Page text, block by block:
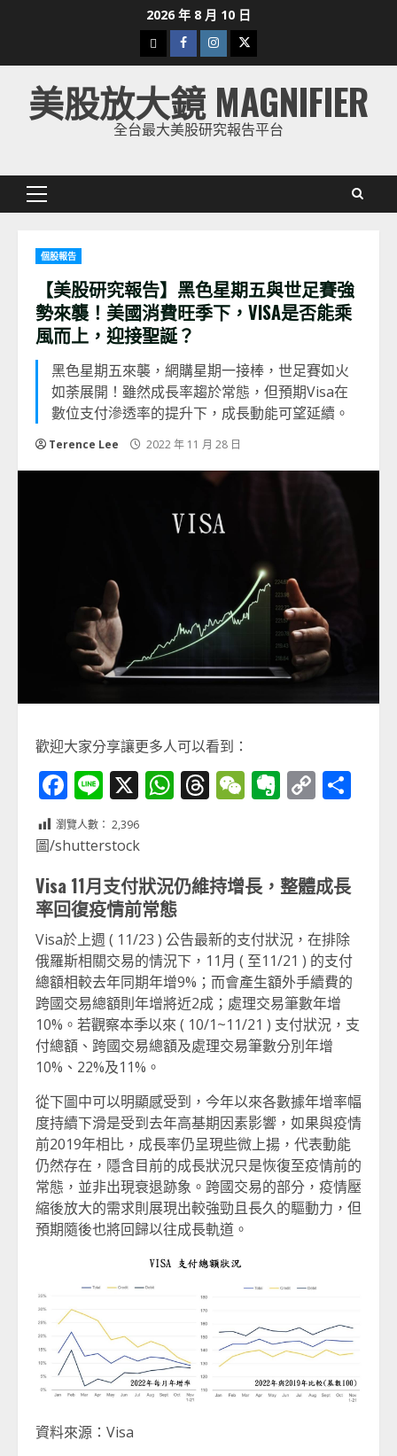
2026 年 8 月 10 日
下
載
美
股
Facebook
Instagram
Twitter
美股放大鏡 MAGNIFIER
全台最大美股研究報告平台
Primary
個股報告
【美股研究報告】黑色星期五與世足賽強
勢來襲！美國消費旺季下，VISA是否能乘
風而上，迎接聖誕？
黑色星期五來襲，網購星期一接棒，世足賽如火
如荼展開！雖然成長率趨於常態，但預期Visa在
數位支付滲透率的提升下，成長動能可望延續。
Terence Lee 2022 年 11 月 28 日
歡迎大家分享讓更多人可以看到：
Facebook
Line
X WhatsApp
Threads
WeChat
Evernote
Copy
瀏覽人數： 2,396
圖/shutterstock
Visa 11月支付狀況仍維持增長，整體成長
率回復疫情前常態
Visa於上週 ( 11/23 ) 公告最新的支付狀況，在排除
俄羅斯相關交易的情況下，11月 ( 至11/21 ) 的支付
總額相較去年同期年增9%；而會產生額外手續費的
跨國交易總額則年增將近2成；處理交易筆數年增
10%。若觀察本季以來 ( 10/1~11/21 ) 支付狀況，支
付總額、跨國交易總額及處理交易筆數分別年增
10%、22%及11%。
從下圖中可以明顯感受到，今年以來各數據年增率幅
度持續下滑是受到去年高基期因素影響，如果與疫情
前2019年相比，成長率仍呈現些微上揚，代表動能
仍然存在，隱含目前的成長狀況只是恢復至疫情前的
常態，並非出現衰退跡象。跨國交易的部分，疫情壓
縮後放大的需求則展現出較強勁且長久的驅動力，但
預期隨後也將回歸以往成長軌道。
資料來源：Visa